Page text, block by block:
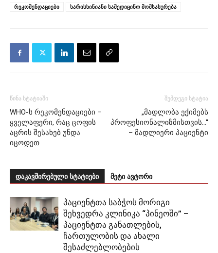
რეკომენდაციები
ხარისხინიანი სამედიცინო მომსახურება
წინა სტატიაში
WHO-ს რეკომენდაციები –
ყველაფერი, რაც ცოფის
აცრის შესახებ უნდა
იცოდეთ
შემდეგი სტატია
„მადლობა ექიმებს
პროფესიონალიზმისთვის…“
– მადლიერი პაციენტი
დაკავშირებული სტატიები მეტი ავტორი
პაციენტთა საბჭოს მორიგი
შეხვედრა კლინიკა “პინეოში” –
პაციენტთა განათლების,
ჩართულობის და ახალი
შესაძლებლობების